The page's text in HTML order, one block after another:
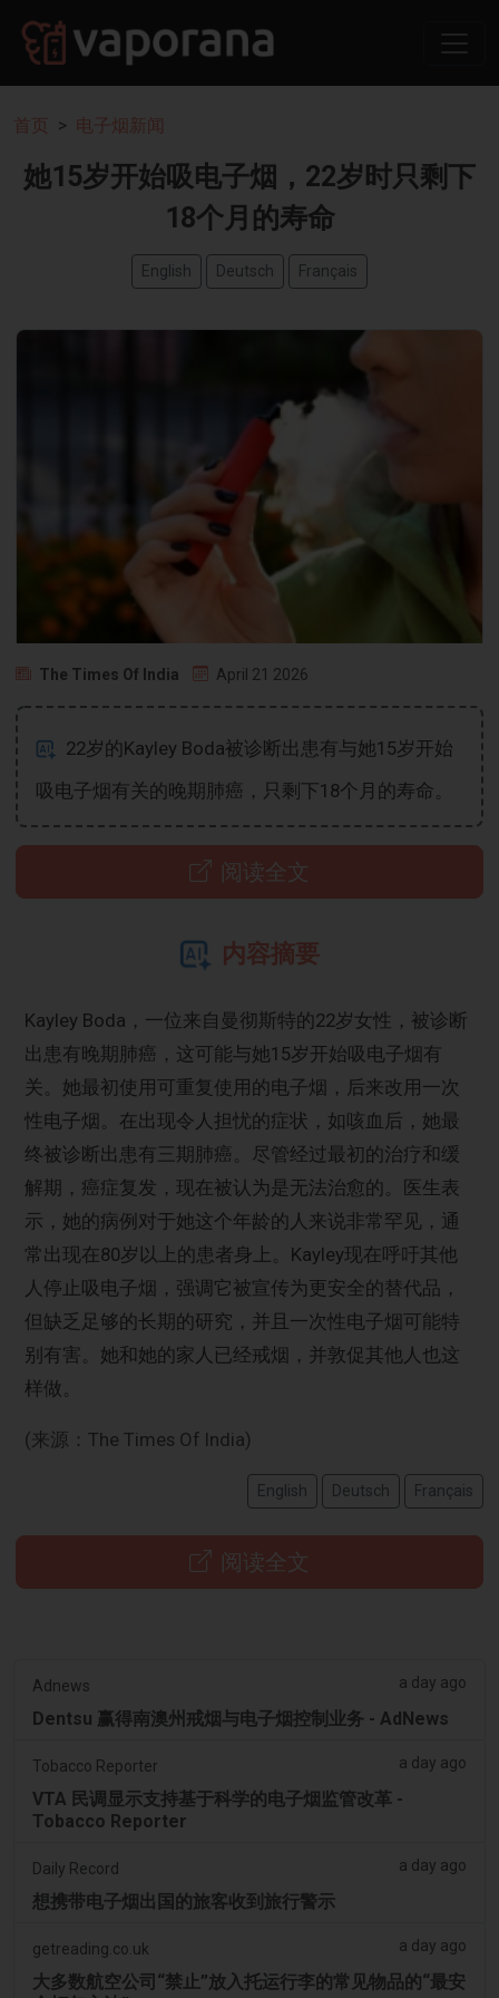
首页 电子烟新闻
她15岁开始吸电子烟，22岁时只剩下
18个月的寿命
English Deutsch Français
The Times Of India April 21 2026
22岁的Kayley Boda被诊断出患有与她15岁开始
吸电子烟有关的晚期肺癌，只剩下18个月的寿命。
阅读全文
内容摘要
Kayley Boda，一位来自曼彻斯特的22岁女性，被诊断
出患有晚期肺癌，这可能与她15岁开始吸电子烟有
关。她最初使用可重复使用的电子烟，后来改用一次
性电子烟。在出现令人担忧的症状，如咳血后，她最
终被诊断出患有三期肺癌。尽管经过最初的治疗和缓
解期，癌症复发，现在被认为是无法治愈的。医生表
示，她的病例对于她这个年龄的人来说非常罕见，通
常出现在80岁以上的患者身上。Kayley现在呼吁其他
人停止吸电子烟，强调它被宣传为更安全的替代品，
但缺乏足够的长期的研究，并且一次性电子烟可能特
别有害。她和她的家人已经戒烟，并敦促其他人也这
样做。
(来源：The Times Of India)
English Deutsch Français
阅读全文
Adnews a day ago
Dentsu 赢得南澳州戒烟与电子烟控制业务 - AdNews
Tobacco Reporter a day ago
VTA 民调显示支持基于科学的电子烟监管改革 -
Tobacco Reporter
Daily Record a day ago
想携带电子烟出国的旅客收到旅行警示
getreading.co.uk a day ago
大多数航空公司“禁止”放入托运行李的常见物品的“最安